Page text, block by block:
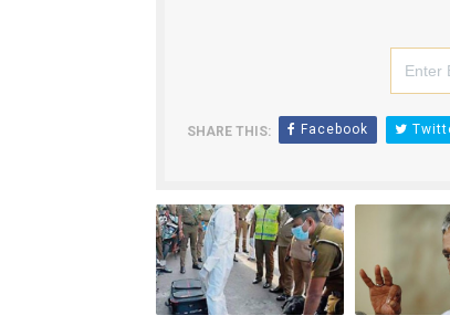
SHARE THIS: Facebook